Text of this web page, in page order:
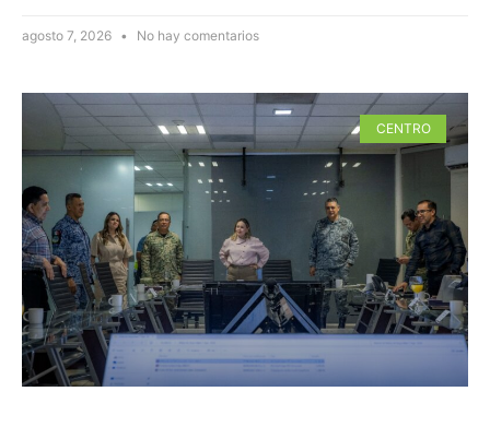
agosto 7, 2026 No hay comentarios
CENTRO